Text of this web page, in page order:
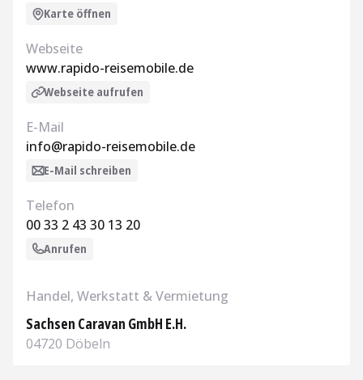
Karte öffnen
Webseite
www.rapido-reisemobile.de
Webseite aufrufen
E-Mail
info@rapido-reisemobile.de
E-Mail schreiben
Telefon
00 33 2 43 30 13 20
Anrufen
Handel, Werkstatt & Vermietung
Sachsen Caravan GmbH E.H.
04720 Döbeln